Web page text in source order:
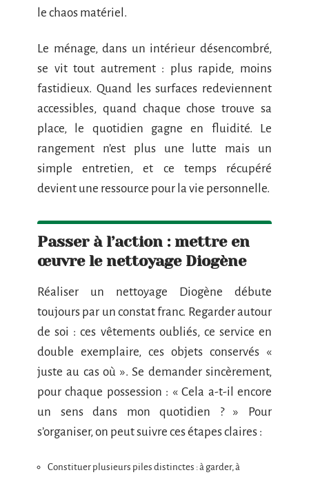
le chaos matériel.
Le ménage, dans un intérieur désencombré,
se vit tout autrement : plus rapide, moins
fastidieux. Quand les surfaces redeviennent
accessibles, quand chaque chose trouve sa
place, le quotidien gagne en fluidité. Le
rangement n’est plus une lutte mais un
simple entretien, et ce temps récupéré
devient une ressource pour la vie personnelle.
Passer à l’action : mettre en
œuvre le nettoyage Diogène
Réaliser un nettoyage Diogène débute
toujours par un constat franc. Regarder autour
de soi : ces vêtements oubliés, ce service en
double exemplaire, ces objets conservés «
juste au cas où ». Se demander sincèrement,
pour chaque possession : « Cela a-t-il encore
un sens dans mon quotidien ? » Pour
s’organiser, on peut suivre ces étapes claires :
Constituer plusieurs piles distinctes : à garder, à